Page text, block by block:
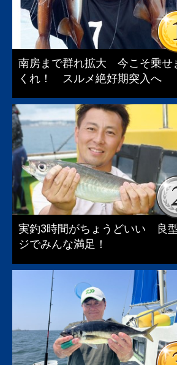
南房まで群れ拡大 今こそ乗せ
くれ！ スルメ絶好期突入へ
実釣3時間がちょうどいい 良
ジでみんな満足！